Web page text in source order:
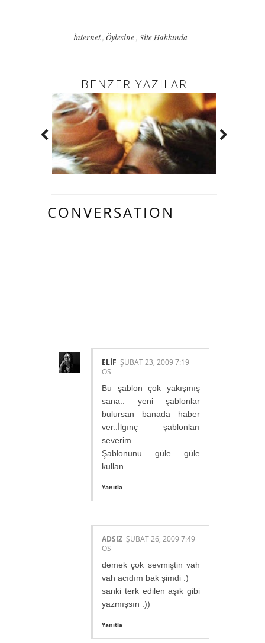
İnternet, Öylesine, Site Hakkında
BENZER YAZILAR
CONVERSATION
ELİF ŞUBAT 23, 2009 7:19
ÖS
Bu şablon çok yakışmış
sana.. yeni şablonlar
bulursan banada haber
ver..İlgınç şablonları
severim.
Şablonunu güle güle
kullan..
Yanıtla
ADSIZ ŞUBAT 26, 2009 7:49
ÖS
demek çok sevmiştin vah
vah acıdım bak şimdi :)
sanki terk edilen aşık gibi
yazmışsın :))
Yanıtla